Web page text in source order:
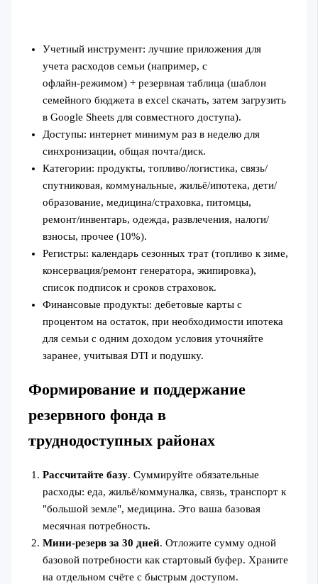
Учетный инструмент: лучшие приложения для
учета расходов семьи (например, с
офлайн‑режимом) + резервная таблица (шаблон
семейного бюджета в excel скачать, затем загрузить
в Google Sheets для совместного доступа).
Доступы: интернет минимум раз в неделю для
синхронизации, общая почта/диск.
Категории: продукты, топливо/логистика, связь/
спутниковая, коммунальные, жильё/ипотека, дети/
образование, медицина/страховка, питомцы,
ремонт/инвентарь, одежда, развлечения, налоги/
взносы, прочее (10%).
Регистры: календарь сезонных трат (топливо к зиме,
консервация/ремонт генератора, экипировка),
список подписок и сроков страховок.
Финансовые продукты: дебетовые карты с
процентом на остаток, при необходимости ипотека
для семьи с одним доходом условия уточняйте
заранее, учитывая DTI и подушку.
Формирование и поддержание
резервного фонда в
труднодоступных районах
Рассчитайте базу. Суммируйте обязательные
расходы: еда, жильё/коммуналка, связь, транспорт к
"большой земле", медицина. Это ваша базовая
месячная потребность.
Мини‑резерв за 30 дней. Отложите сумму одной
базовой потребности как стартовый буфер. Храните
на отдельном счёте с быстрым доступом.